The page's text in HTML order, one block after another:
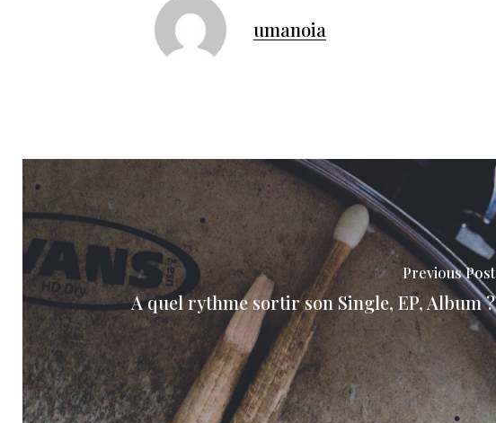
umanoia
Previous Post
A quel rythme sortir son Single, EP, Album ?